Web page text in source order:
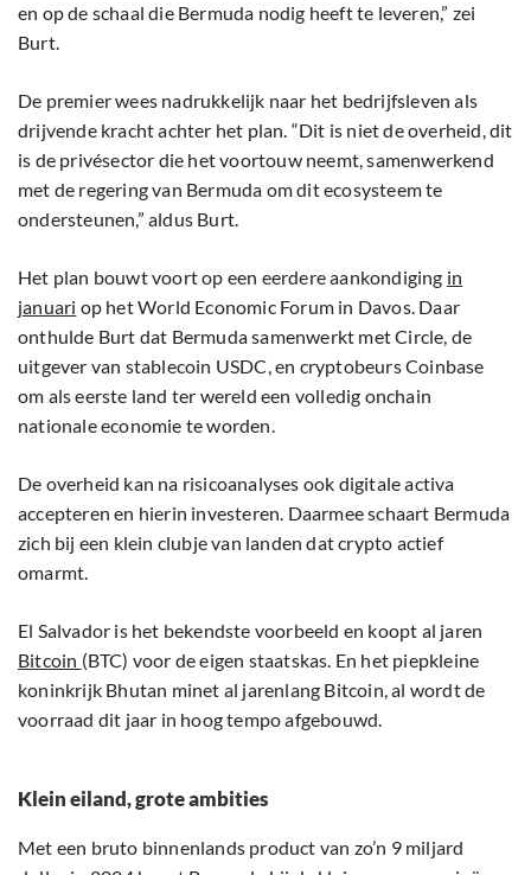
en op de schaal die Bermuda nodig heeft te leveren,” zei
Burt.
De premier wees nadrukkelijk naar het bedrijfsleven als
drijvende kracht achter het plan. “Dit is niet de overheid, dit
is de privésector die het voortouw neemt, samenwerkend
met de regering van Bermuda om dit ecosysteem te
ondersteunen,” aldus Burt.
Het plan bouwt voort op een eerdere aankondiging in
januari op het World Economic Forum in Davos. Daar
onthulde Burt dat Bermuda samenwerkt met Circle, de
uitgever van stablecoin USDC, en cryptobeurs Coinbase
om als eerste land ter wereld een volledig onchain
nationale economie te worden.
De overheid kan na risicoanalyses ook digitale activa
accepteren en hierin investeren. Daarmee schaart Bermuda
zich bij een klein clubje van landen dat crypto actief
omarmt.
El Salvador is het bekendste voorbeeld en koopt al jaren
Bitcoin (BTC) voor de eigen staatskas. En het piepkleine
koninkrijk Bhutan minet al jarenlang Bitcoin, al wordt de
voorraad dit jaar in hoog tempo afgebouwd.
Klein eiland, grote ambities
Met een bruto binnenlands product van zo’n 9 miljard